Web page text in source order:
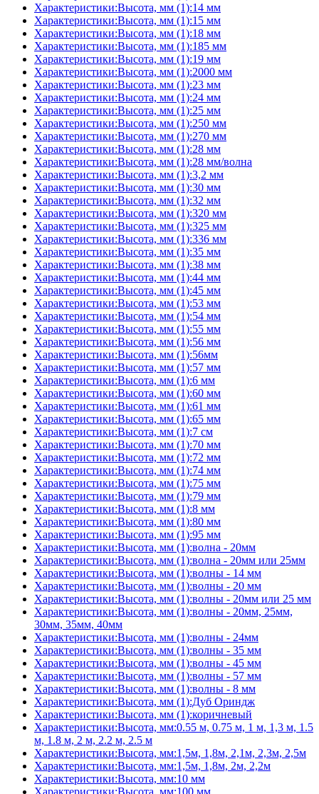
Характеристики:Высота, мм (1):14 мм
Характеристики:Высота, мм (1):15 мм
Характеристики:Высота, мм (1):18 мм
Характеристики:Высота, мм (1):185 мм
Характеристики:Высота, мм (1):19 мм
Характеристики:Высота, мм (1):2000 мм
Характеристики:Высота, мм (1):23 мм
Характеристики:Высота, мм (1):24 мм
Характеристики:Высота, мм (1):25 мм
Характеристики:Высота, мм (1):250 мм
Характеристики:Высота, мм (1):270 мм
Характеристики:Высота, мм (1):28 мм
Характеристики:Высота, мм (1):28 мм/волна
Характеристики:Высота, мм (1):3,2 мм
Характеристики:Высота, мм (1):30 мм
Характеристики:Высота, мм (1):32 мм
Характеристики:Высота, мм (1):320 мм
Характеристики:Высота, мм (1):325 мм
Характеристики:Высота, мм (1):336 мм
Характеристики:Высота, мм (1):35 мм
Характеристики:Высота, мм (1):38 мм
Характеристики:Высота, мм (1):44 мм
Характеристики:Высота, мм (1):45 мм
Характеристики:Высота, мм (1):53 мм
Характеристики:Высота, мм (1):54 мм
Характеристики:Высота, мм (1):55 мм
Характеристики:Высота, мм (1):56 мм
Характеристики:Высота, мм (1):56мм
Характеристики:Высота, мм (1):57 мм
Характеристики:Высота, мм (1):6 мм
Характеристики:Высота, мм (1):60 мм
Характеристики:Высота, мм (1):61 мм
Характеристики:Высота, мм (1):65 мм
Характеристики:Высота, мм (1):7 см
Характеристики:Высота, мм (1):70 мм
Характеристики:Высота, мм (1):72 мм
Характеристики:Высота, мм (1):74 мм
Характеристики:Высота, мм (1):75 мм
Характеристики:Высота, мм (1):79 мм
Характеристики:Высота, мм (1):8 мм
Характеристики:Высота, мм (1):80 мм
Характеристики:Высота, мм (1):95 мм
Характеристики:Высота, мм (1):волна - 20мм
Характеристики:Высота, мм (1):волна - 20мм или 25мм
Характеристики:Высота, мм (1):волны - 14 мм
Характеристики:Высота, мм (1):волны - 20 мм
Характеристики:Высота, мм (1):волны - 20мм или 25 мм
Характеристики:Высота, мм (1):волны - 20мм, 25мм,
30мм, 35мм, 40мм
Характеристики:Высота, мм (1):волны - 24мм
Характеристики:Высота, мм (1):волны - 35 мм
Характеристики:Высота, мм (1):волны - 45 мм
Характеристики:Высота, мм (1):волны - 57 мм
Характеристики:Высота, мм (1):волны - 8 мм
Характеристики:Высота, мм (1):Дуб Ориндж
Характеристики:Высота, мм (1):коричневый
Характеристики:Высота, мм:0.55 м, 0.75 м, 1 м, 1,3 м, 1.5
м, 1.8 м, 2 м, 2.2 м, 2.5 м
Характеристики:Высота, мм:1,5м, 1,8м, 2,1м, 2,3м, 2,5м
Характеристики:Высота, мм:1,5м, 1,8м, 2м, 2,2м
Характеристики:Высота, мм:10 мм
Характеристики:Высота, мм:100 мм